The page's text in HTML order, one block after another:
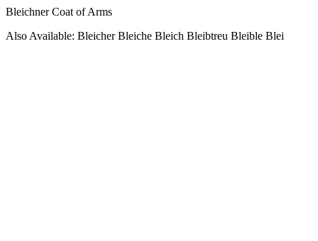
Bleichner Coat of Arms
Also Available: Bleicher Bleiche Bleich Bleibtreu Bleible Blei